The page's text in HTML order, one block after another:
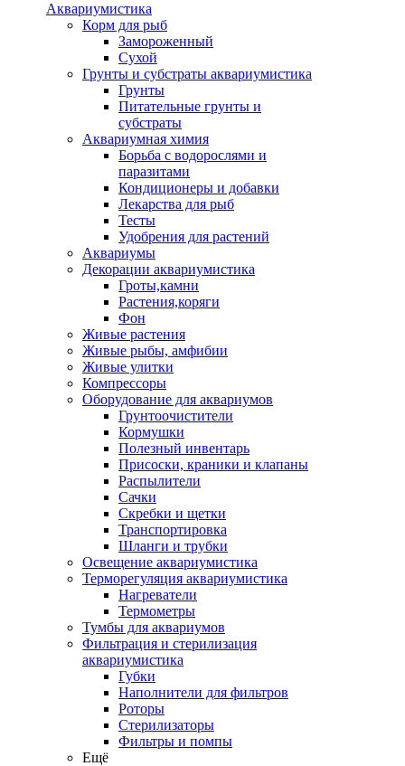
Аквариумистика
Корм для рыб
Замороженный
Сухой
Грунты и субстраты аквариумистика
Грунты
Питательные грунты и
субстраты
Аквариумная химия
Борьба с водорослями и
паразитами
Кондиционеры и добавки
Лекарства для рыб
Тесты
Удобрения для растений
Аквариумы
Декорации аквариумистика
Гроты,камни
Растения,коряги
Фон
Живые растения
Живые рыбы, амфибии
Живые улитки
Компрессоры
Оборудование для аквариумов
Грунтоочистители
Кормушки
Полезный инвентарь
Присоски, краники и клапаны
Распылители
Сачки
Скребки и щетки
Транспортировка
Шланги и трубки
Освещение аквариумистика
Терморегуляция аквариумистика
Нагреватели
Термометры
Тумбы для аквариумов
Фильтрация и стерилизация
аквариумистика
Губки
Наполнители для фильтров
Роторы
Стерилизаторы
Фильтры и помпы
Ещё